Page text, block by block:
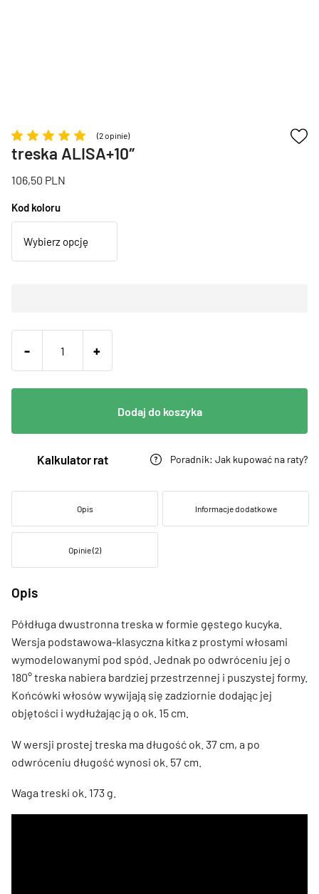
(2 opinie)
treska ALISA+10″
106,50 PLN
Kod koloru
- +
Dodaj do koszyka
Kalkulator rat Poradnik: Jak kupować na raty?
Opis Informacje dodatkowe
Opinie (2)
Opis
Półdługa dwustronna treska w formie gęstego kucyka.
Wersja podstawowa-klasyczna kitka z prostymi włosami
wymodelowanymi pod spód. Jednak po odwróceniu jej o
180°treska nabiera bardziej przestrzennej i puszystej formy.
Końcówki włosów wywijają się zadziornie dodając jej
objętości i wydłużając ją o ok. 15 cm.
W wersji prostej treska ma długość ok. 37 cm, a po
odwróceniu długość wynosi ok. 57 cm.
Waga treski ok. 173 g.